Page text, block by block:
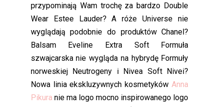
przypominają Wam trochę za bardzo Double
Wear Estee Lauder? A róże Universe nie
wyglądają podobnie do produktów Chanel?
Balsam Eveline Extra Soft Formuła
szwajcarska nie wygląda na hybrydę Formuły
norweskiej Neutrogeny i Nivea Soft Nivei?
Nowa linia ekskluzywnych kosmetykówAnna
Pikura nie ma logo mocno inspirowanego logo